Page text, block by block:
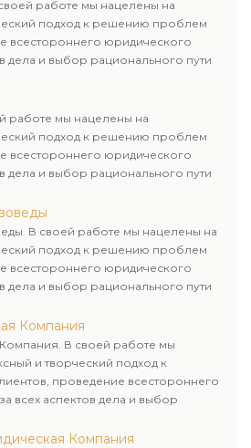
работе мы нацелены на
подход к решению проблем
всестороннего юридического
дела и выбор рационального пути
работе мы нацелены на
подход к решению проблем
всестороннего юридического
дела и выбор рационального пути
В своей работе мы нацелены на
подход к решению проблем
всестороннего юридического
дела и выбор рационального пути
Компания
В своей работе мы
и творческий подход к
проведение всестороннего
всех аспектов дела и выбор
Компания